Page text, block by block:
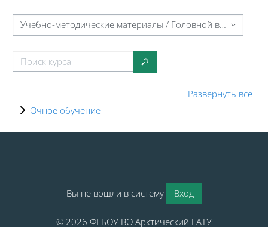
Блоки
Категории курсов
Поиск курса
Поиск курса
Развернуть всё
Очное обучение
Вы не вошли в систему Вход
© 2026 ФГБОУ ВО Арктический ГАТУ